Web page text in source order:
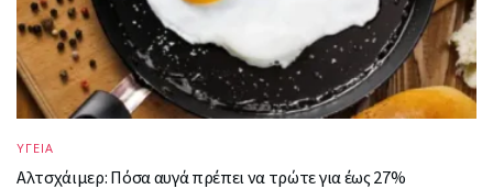
ΥΓΕΙΑ
Αλτσχάιμερ: Πόσα αυγά πρέπει να τρώτε για έως 27%